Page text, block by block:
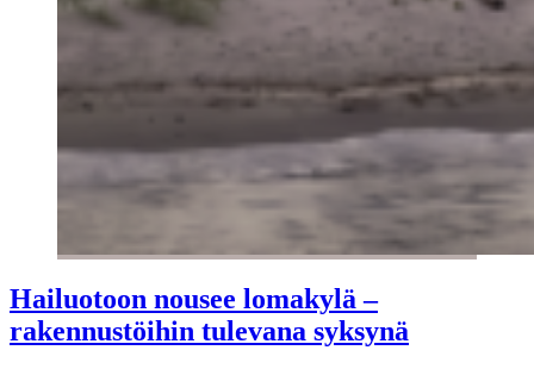
Hailuotoon nousee lomakylä –
rakennustöihin tulevana syksynä